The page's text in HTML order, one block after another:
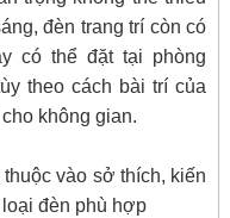
đèn trang trí còn có
có thể đặt tại phòng
theo cách bài trí của
không gian.
vào sở thích, kiến
đèn phù hợp